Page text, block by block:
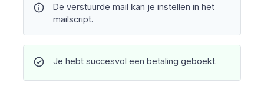
info
De verstuurde mail kan je instellen in het
mailscript.
check_circle Je hebt succesvol een betaling geboekt.